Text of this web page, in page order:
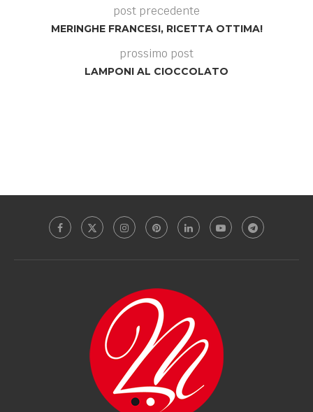
post precedente
MERINGHE FRANCESI, RICETTA OTTIMA!
prossimo post
LAMPONI AL CIOCCOLATO